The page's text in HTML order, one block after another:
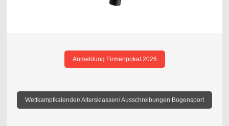
Anmeldung Firmenpokal 2026
Wettkampfkalender/ Altersklassen/ Ausschreibungen Bogensport